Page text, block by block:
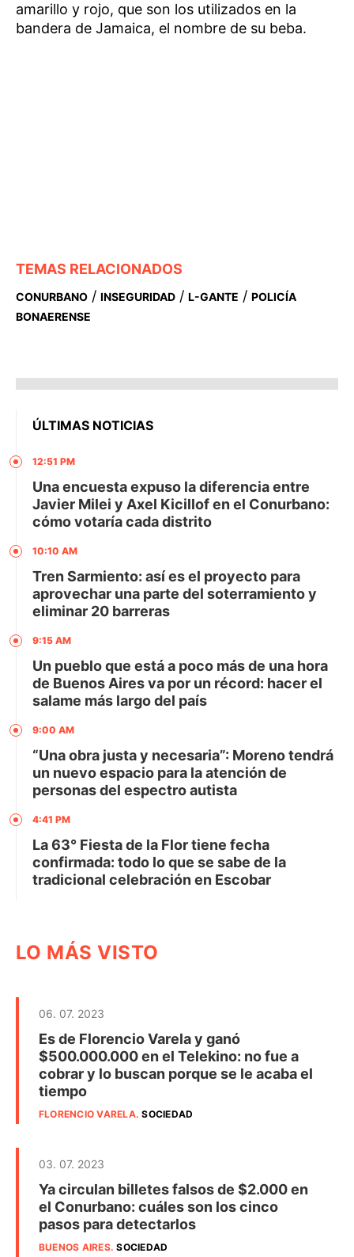
amarillo y rojo, que son los utilizados en la
bandera de Jamaica, el nombre de su beba.
TEMAS RELACIONADOS
CONURBANO / INSEGURIDAD / L-GANTE / POLICÍA
BONAERENSE
ÚLTIMAS NOTICIAS
12:51 PM
Una encuesta expuso la diferencia entre
Javier Milei y Axel Kicillof en el Conurbano:
cómo votaría cada distrito
10:10 AM
Tren Sarmiento: así es el proyecto para
aprovechar una parte del soterramiento y
eliminar 20 barreras
9:15 AM
Un pueblo que está a poco más de una hora
de Buenos Aires va por un récord: hacer el
salame más largo del país
9:00 AM
“Una obra justa y necesaria”: Moreno tendrá
un nuevo espacio para la atención de
personas del espectro autista
4:41 PM
La 63° Fiesta de la Flor tiene fecha
confirmada: todo lo que se sabe de la
tradicional celebración en Escobar
LO MÁS VISTO
06. 07. 2023
Es de Florencio Varela y ganó
$500.000.000 en el Telekino: no fue a
cobrar y lo buscan porque se le acaba el
tiempo
FLORENCIO VARELA.SOCIEDAD
03. 07. 2023
Ya circulan billetes falsos de $2.000 en
el Conurbano: cuáles son los cinco
pasos para detectarlos
BUENOS AIRES.SOCIEDAD